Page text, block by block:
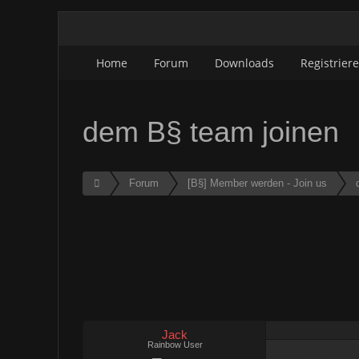
Home Forum Downloads
dem B§ team joinen
Forum [B§] Member werden - Join us
Jack
Rainbow User